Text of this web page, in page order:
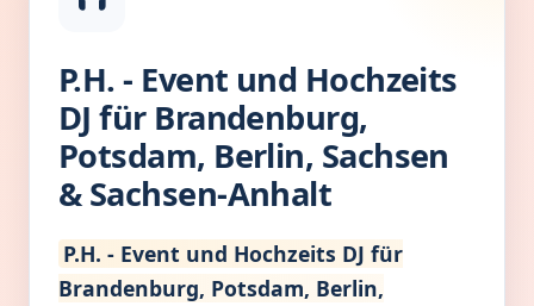
P.H. - Event und Hochzeits
DJ für Brandenburg,
Potsdam, Berlin, Sachsen
& Sachsen-Anhalt
P.H. - Event und Hochzeits DJ für
Brandenburg, Potsdam, Berlin,